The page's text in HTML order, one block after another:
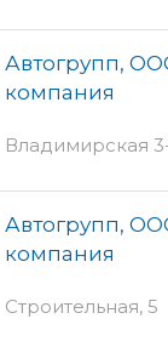
Автогрупп,
компания
Владимирская
Автогрупп,
компания
Строительная, 5